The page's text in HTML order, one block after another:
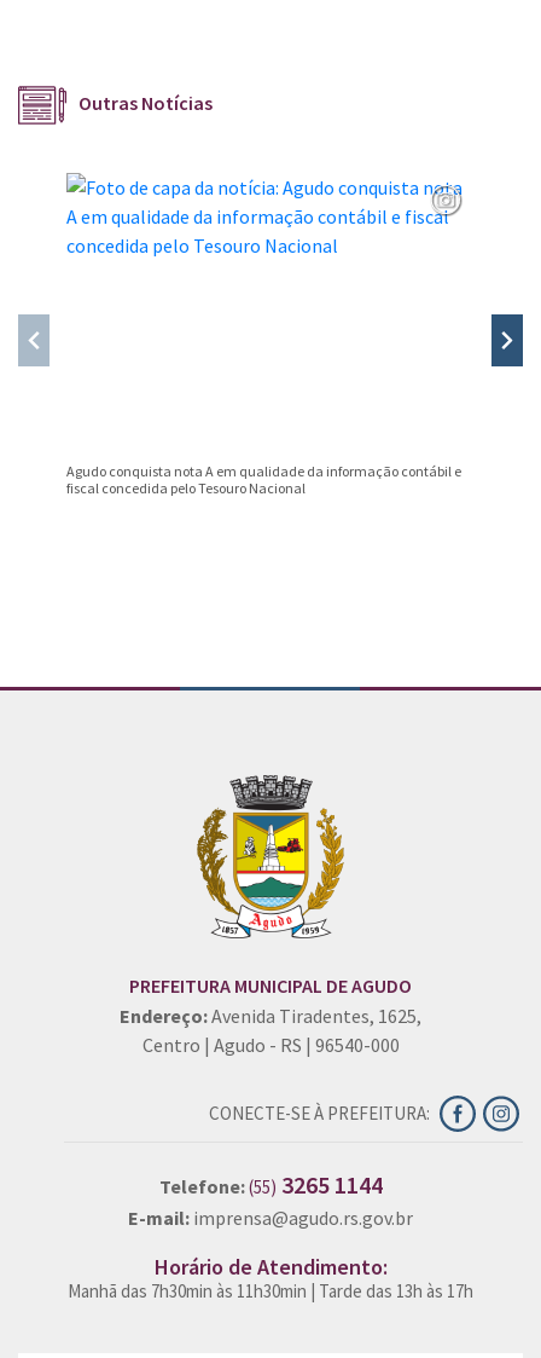
Outras Notícias
Agudo conquista nota A em qualidade da informação contábil e
fiscal concedida pelo Tesouro Nacional
PREFEITURA MUNICIPAL DE AGUDO
Endereço:Avenida Tiradentes, 1625,
Centro | Agudo - RS | 96540-000
CONECTE-SE À PREFEITURA:
Telefone:(55) 3265 1144
E-mail: imprensa@agudo.rs.gov.br
Horário de Atendimento:
Manhã das 7h30min às 11h30min | Tarde das 13h às 17h